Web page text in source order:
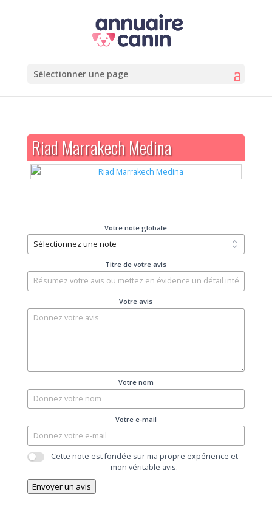
Sélectionner une page
Riad Marrakech Medina
Votre note globale
Titre de votre avis
Votre avis
Votre nom
Votre e-mail
Cette note est fondée sur ma propre expérience et
mon véritable avis.
Envoyer un avis